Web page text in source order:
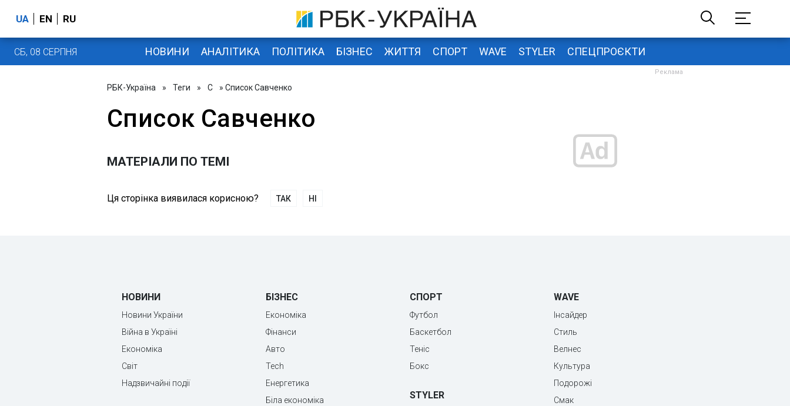
UA EN RU
СБ, 08 СЕРПНЯ НОВИНИ АНАЛІТИКА ПОЛІТИКА БІЗНЕС ЖИТТЯ СПОРТ WAVE STYLER СПЕЦПРОЄКТИ
РБК-Україна » Теги » С » Список Савченко
Список Савченко
МАТЕРІАЛИ ПО ТЕМІ
Ця сторінка виявилася корисною? ТАК НІ
НОВИНИ
Новини України
Війна в Україні
Економіка
Світ
Надзвичайні події
БІЗНЕС
Економіка
Фінанси
Авто
Tech
Енергетика
Біла економіка
СПОРТ
Футбол
Баскетбол
Теніс
Бокс
STYLER
WAVE
Інсайдер
Стиль
Велнес
Культура
Подорожі
Смак